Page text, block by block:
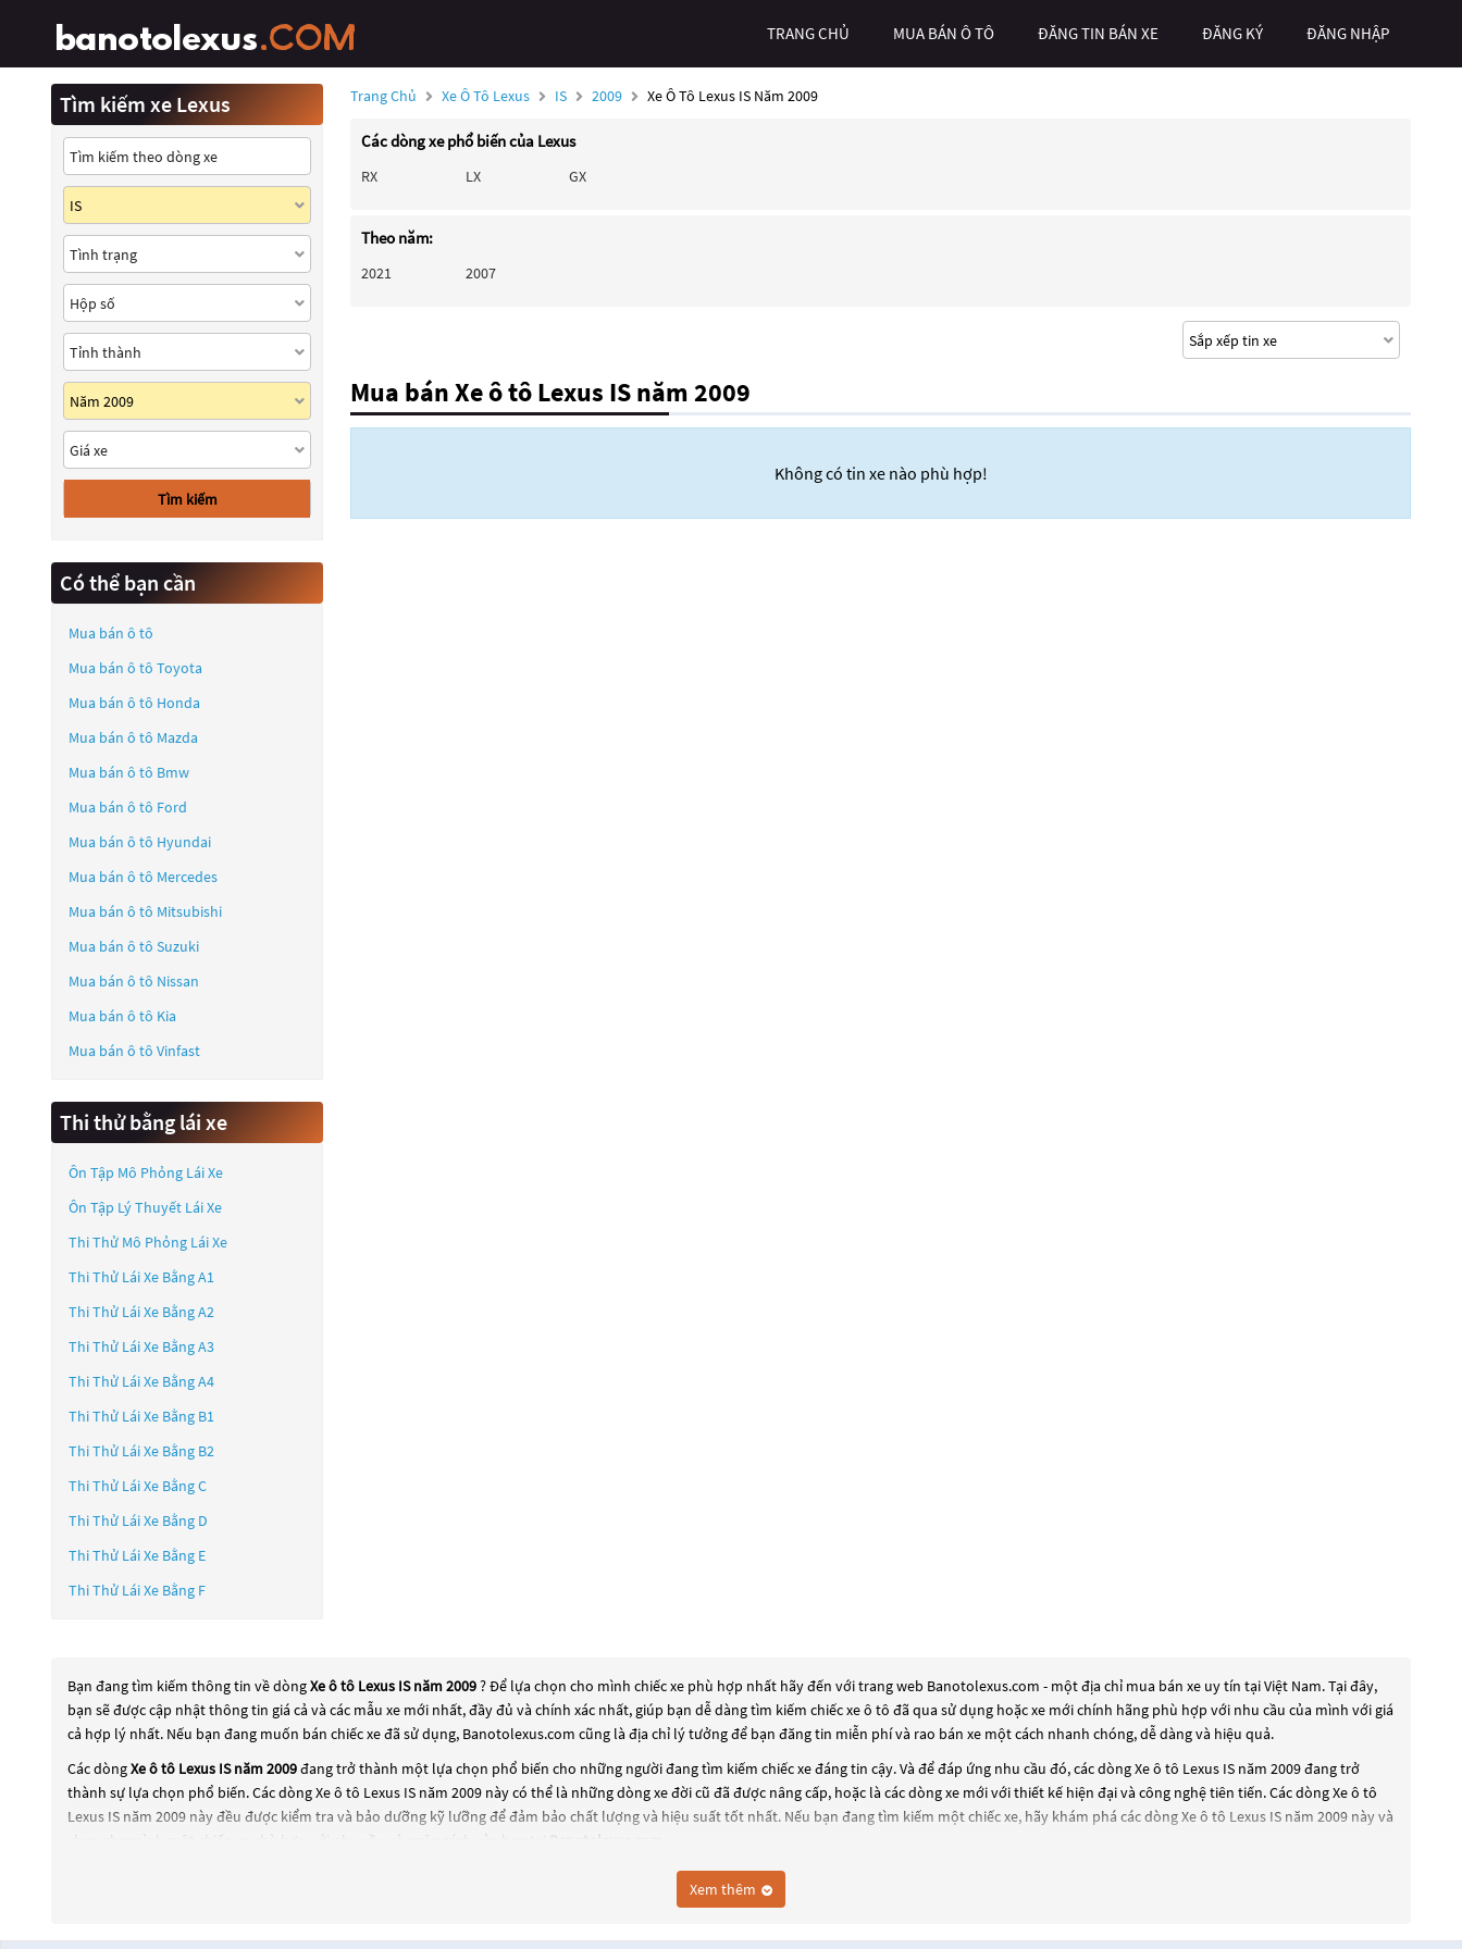
TRANG CHỦ MUA BÁN Ô TÔ ĐĂNG TIN BÁN XE ĐĂNG KÝ ĐĂNG NHẬP
Trang Chủ Xe Ô Tô Lexus IS 2009 Xe Ô Tô Lexus IS Năm 2009
Các dòng xe phổ biến của Lexus
RX LX GX
Theo năm:
2021 2007
Mua bán Xe ô tô Lexus IS năm 2009
Không có tin xe nào phù hợp!
Tìm kiếm xe Lexus
Tìm kiếm
Có thể bạn cần
Mua bán ô tô
Mua bán ô tô Toyota
Mua bán ô tô Honda
Mua bán ô tô Mazda
Mua bán ô tô Bmw
Mua bán ô tô Ford
Mua bán ô tô Hyundai
Mua bán ô tô Mercedes
Mua bán ô tô Mitsubishi
Mua bán ô tô Suzuki
Mua bán ô tô Nissan
Mua bán ô tô Kia
Mua bán ô tô Vinfast
Thi thử bằng lái xe
Ôn Tập Mô Phỏng Lái Xe
Ôn Tập Lý Thuyết Lái Xe
Thi Thử Mô Phỏng Lái Xe
Thi Thử Lái Xe Bằng A1
Thi Thử Lái Xe Bằng A2
Thi Thử Lái Xe Bằng A3
Thi Thử Lái Xe Bằng A4
Thi Thử Lái Xe Bằng B1
Thi Thử Lái Xe Bằng B2
Thi Thử Lái Xe Bằng C
Thi Thử Lái Xe Bằng D
Thi Thử Lái Xe Bằng E
Thi Thử Lái Xe Bằng F
Bạn đang tìm kiếm thông tin về dòngXe ô tô Lexus IS năm 2009? Để lựa chọn cho mình chiếc xe phù hợp nhất hãy đến với trang web Banotolexus.com - một địa chỉ mua bán xe uy tín tại Việt Nam. Tại đây,
bạn sẽ được cập nhật thông tin giá cả và các mẫu xe mới nhất, đầy đủ và chính xác nhất, giúp bạn dễ dàng tìm kiếm chiếc xe ô tô đã qua sử dụng hoặc xe mới chính hãng phù hợp với nhu cầu của mình với giá
cả hợp lý nhất. Nếu bạn đang muốn bán chiếc xe đã sử dụng, Banotolexus.com cũng là địa chỉ lý tưởng để bạn đăng tin miễn phí và rao bán xe một cách nhanh chóng, dễ dàng và hiệu quả.
Các dòngXe ô tô Lexus IS năm 2009đang trở thành một lựa chọn phổ biến cho những người đang tìm kiếm chiếc xe đáng tin cậy. Và để đáp ứng nhu cầu đó, các dòngXe ô tô Lexus IS năm 2009đang trở
thành sự lựa chọn phổ biến. Các dòngXe ô tô Lexus IS năm 2009 này có thể là những dòng xe đời cũ đã được nâng cấp, hoặc là các dòng xe mới với thiết kế hiện đại và công nghệ tiên tiến. Các dòngXe ô tô
Lexus IS năm 2009 này đều được kiểm tra và bảo dưỡng kỹ lưỡng để đảm bảo chất lượng và hiệu suất tốt nhất. Nếu bạn đang tìm kiếm một chiếc xe, hãy khám phá các dòngXe ô tô Lexus IS năm 2009 này và
chọn cho mình một chiếc xe phù hợp với nhu cầu và ngân sách của bạn tại
Xem thêm